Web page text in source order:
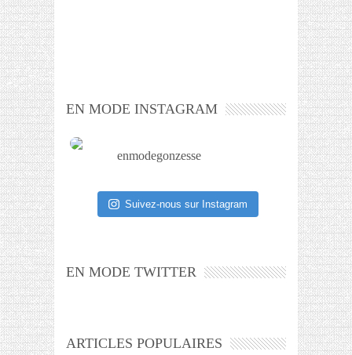
EN MODE INSTAGRAM
enmodegonzesse
Suivez-nous sur Instagram
EN MODE TWITTER
ARTICLES POPULAIRES